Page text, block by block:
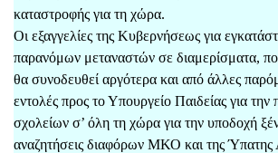
καταστροφής για τη χώρα.
Οι εξαγγελίες της Κυβερνήσεως για
παρανόμων μεταναστών σε διαμερίσματα, που
θα συνοδευθεί αργότερα και από άλλες
εντολές προς το Υπουργείο Παιδείας για την
σχολείων σ’ όλη τη χώρα για την υποδοχή
αναζητήσεις διαφόρων ΜΚΟ και της Ύπατης